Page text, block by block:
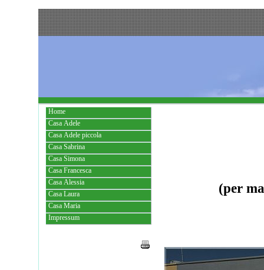
Home
Casa Adele
Casa Adele piccola
Casa Sabrina
Casa Simona
Casa Francesca
Casa Alessia
Casa Laura
Casa Maria
Impressum
(per